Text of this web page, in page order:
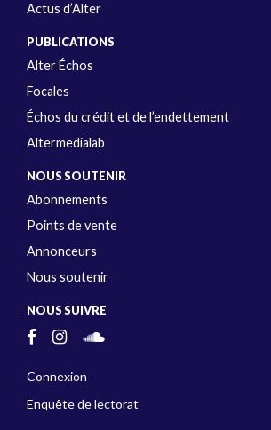
Actus d’Alter
PUBLICATIONS
Alter Échos
Focales
Échos du crédit et de l’endettement
Altermedialab
NOUS SOUTENIR
Abonnements
Points de vente
Annonceurs
Nous soutenir
NOUS SUIVRE
Connexion
Enquête de lectorat